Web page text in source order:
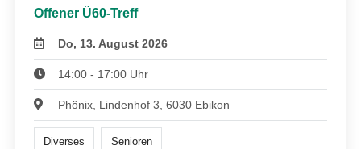
Offener Ü60-Treff
Do, 13. August 2026
14:00 - 17:00 Uhr
Phönix, Lindenhof 3, 6030 Ebikon
Diverses Senioren